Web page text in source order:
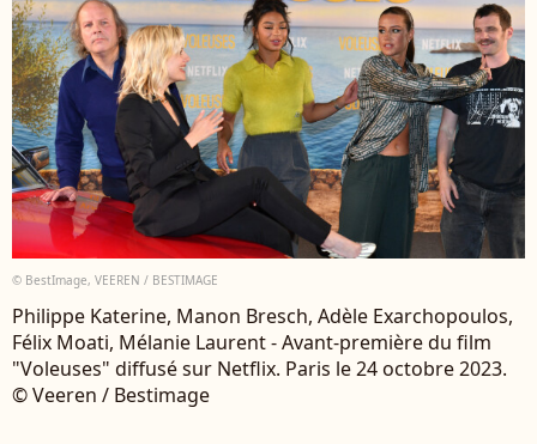
© BestImage, VEEREN / BESTIMAGE
Philippe Katerine, Manon Bresch, Adèle Exarchopoulos,
Félix Moati, Mélanie Laurent - Avant-première du film
"Voleuses" diffusé sur Netflix. Paris le 24 octobre 2023.
© Veeren / Bestimage